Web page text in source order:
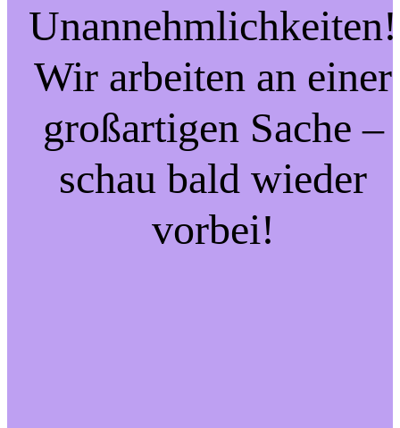
Unannehmlichkeiten!
Wir arbeiten an einer
großartigen Sache –
schau bald wieder
vorbei!